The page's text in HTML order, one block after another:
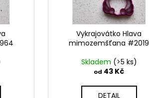
Vykrajovátko Hlava
mimozemšťana #2019
Skladem (>5 ks)
od 43 Kč
DETAIL